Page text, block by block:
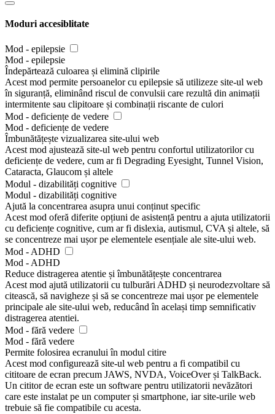
Moduri accesiblitate
Mod - epilepsie
Mod - epilepsie
Îndepărtează culoarea și elimină clipirile
Acest mod permite persoanelor cu epilepsie să utilizeze site-ul web
în siguranță, eliminând riscul de convulsii care rezultă din animații
intermitente sau clipitoare și combinații riscante de culori
Mod - deficiențe de vedere
Mod - deficiențe de vedere
Îmbunătățește vizualizarea site-ului web
Acest mod ajustează site-ul web pentru confortul utilizatorilor cu
deficiențe de vedere, cum ar fi Degrading Eyesight, Tunnel Vision,
Cataracta, Glaucom și altele
Modul - dizabilități cognitive
Modul - dizabilități cognitive
Ajută la concentrarea asupra unui conținut specific
Acest mod oferă diferite opțiuni de asistență pentru a ajuta utilizatorii
cu deficiențe cognitive, cum ar fi dislexia, autismul, CVA și altele, să
se concentreze mai ușor pe elementele esențiale ale site-ului web.
Mod - ADHD
Mod - ADHD
Reduce distragerea atentie și îmbunătățește concentrarea
Acest mod ajută utilizatorii cu tulburări ADHD și neurodezvoltare să
citească, să navigheze și să se concentreze mai ușor pe elementele
principale ale site-ului web, reducând în același timp semnificativ
distragerea atentiei.
Mod - fără vedere
Mod - fără vedere
Permite folosirea ecranului în modul citire
Acest mod configurează site-ul web pentru a fi compatibil cu
cititoare de ecran precum JAWS, NVDA, VoiceOver și TalkBack.
Un cititor de ecran este un software pentru utilizatorii nevăzători
care este instalat pe un computer și smartphone, iar site-urile web
trebuie să fie compatibile cu acesta.